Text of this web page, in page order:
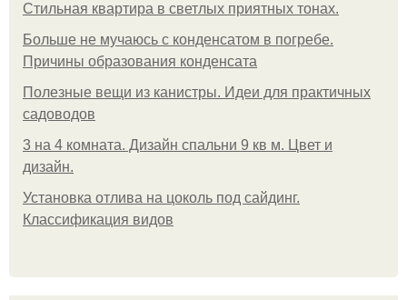
Стильная квартира в светлых приятных тонах.
Больше не мучаюсь с конденсатом в погребе.
Причины образования конденсата
Полезные вещи из канистры. Идеи для практичных
садоводов
3 на 4 комната. Дизайн спальни 9 кв м. Цвет и
дизайн.
Установка отлива на цоколь под сайдинг.
Классификация видов